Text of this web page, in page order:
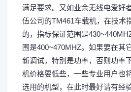
满足要求。又如业余无线电爱好
伍公司的TM461车载机，在技术
的，指标保证范围是
围是400~470MHZ。如果要在其
新调试，特别是功率，否则功率
机价格要低些，一些专业用户也
选用的机型，在此时最好请有经